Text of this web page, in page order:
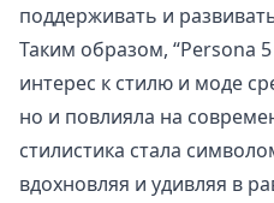
поддерживать и
Таким образом, “Persona
интерес к стилю и моде
но и повлияла на
стилистика стала
вдохновляя и удивляя в